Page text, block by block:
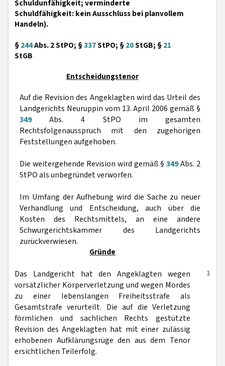
Schuldunfähigkeit; verminderte
Schuldfähigkeit: kein Ausschluss bei planvollem
Handeln).
§244Abs. 2 StPO; §337StPO; §20StGB; §21
StGB
Entscheidungstenor
Auf die Revision des Angeklagten wird das Urteil des
Landgerichts Neuruppin vom 13. April 2006 gemäß §
349Abs. 4 StPO im gesamten
Rechtsfolgenausspruch mit den zugehörigen
Feststellungen aufgehoben.
Die weitergehende Revision wird gemäß §349Abs. 2
StPO als unbegründet verworfen.
Im Umfang der Aufhebung wird die Sache zu neuer
Verhandlung und Entscheidung, auch über die
Kosten des Rechtsmittels, an eine andere
Schwurgerichtskammer des Landgerichts
zurückverwiesen.
Gründe
1
Das Landgericht hat den Angeklagten wegen
vorsätzlicher Körperverletzung und wegen Mordes
zu einer lebenslangen Freiheitsstrafe als
Gesamtstrafe verurteilt. Die auf die Verletzung
förmlichen und sachlichen Rechts gestützte
Revision des Angeklagten hat mit einer zulässig
erhobenen Aufklärungsrüge den aus dem Tenor
ersichtlichen Teilerfolg.